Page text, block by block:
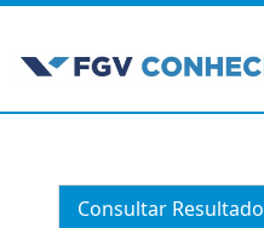
Consultar Resultado